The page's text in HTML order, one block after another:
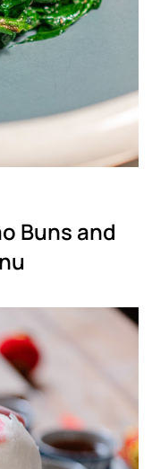
Buns and